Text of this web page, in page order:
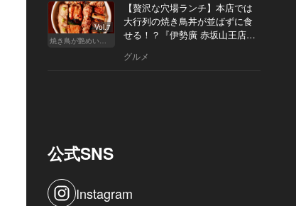
Vol.7
焼き鳥が艶めいてきた
【贅沢な穴場ランチ】本店では
大行列の焼き鳥丼が並ばずに食
せる！？『伊勢廣 赤坂山王店』
グルメ
公式SNS
Instagram